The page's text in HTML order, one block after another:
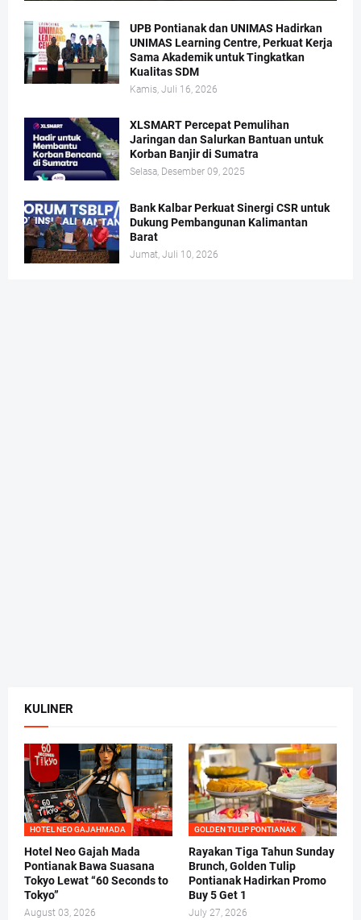
UPB Pontianak dan UNIMAS Hadirkan
UNIMAS Learning Centre, Perkuat Kerja
Sama Akademik untuk Tingkatkan
Kualitas SDM
Kamis, Juli 16, 2026
XLSMART Percepat Pemulihan
Jaringan dan Salurkan Bantuan untuk
Korban Banjir di Sumatra
Selasa, Desember 09, 2025
Bank Kalbar Perkuat Sinergi CSR untuk
Dukung Pembangunan Kalimantan
Barat
Jumat, Juli 10, 2026
KULINER
HOTEL NEO GAJAHMADA
Hotel Neo Gajah Mada
Pontianak Bawa Suasana
Tokyo Lewat “60 Seconds to
Tokyo”
August 03, 2026
GOLDEN TULIP PONTIANAK
Rayakan Tiga Tahun Sunday
Brunch, Golden Tulip
Pontianak Hadirkan Promo
Buy 5 Get 1
July 27, 2026